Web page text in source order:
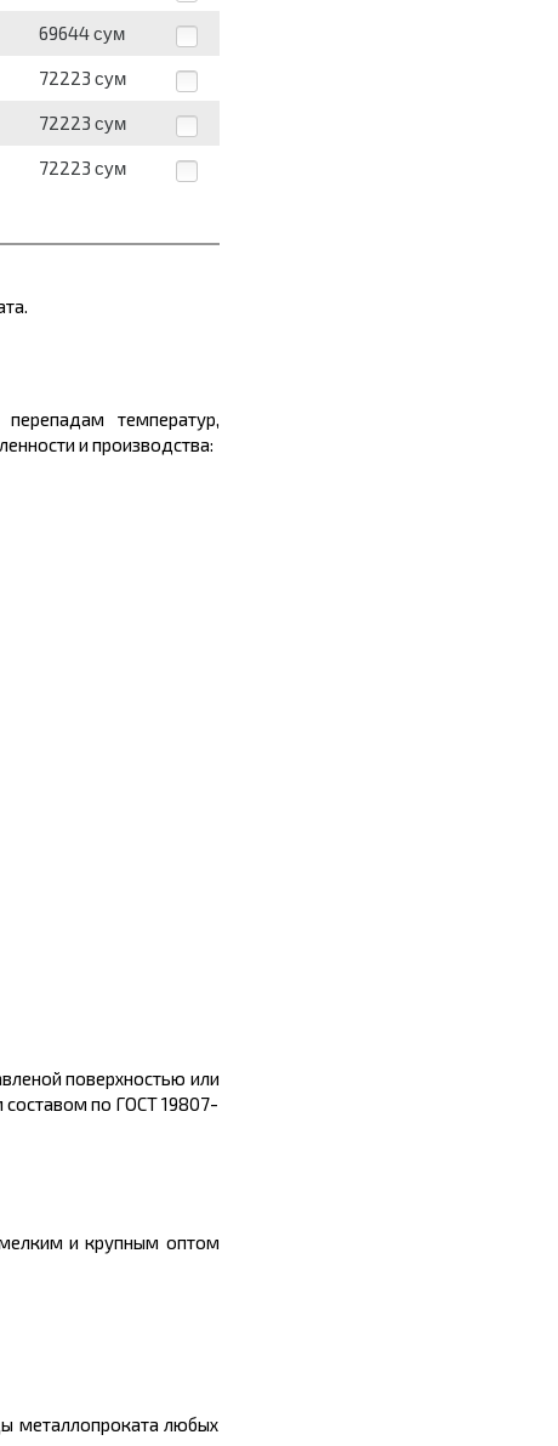
69644 сум
72223 сум
72223 сум
72223 сум
температур,
и производства:
поверхностью или
составом по ГОСТ 19807-
мелким и крупным оптом
металлопроката любых